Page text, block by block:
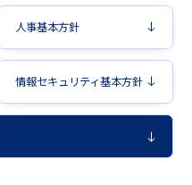
人事基本方針
情報セキュリティ基本方針